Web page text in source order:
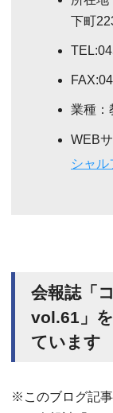
下町
業種：
WEBサ
シャル
会報誌「
vol.61」
ています
※このブログ記